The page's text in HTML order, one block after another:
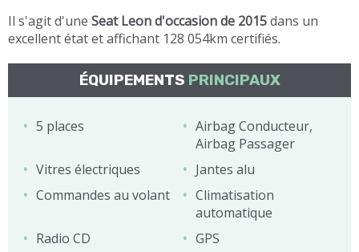
Il s'agit d'une Seat Leon d'occasion de 2015dans un
excellent état et affichant 128 054km certifiés.
ÉQUIPEMENTS PRINCIPAUX
5 places
Airbag Conducteur,
Airbag Passager
Vitres électriques
Jantes alu
Commandes au volant
Climatisation
automatique
Radio CD
GPS